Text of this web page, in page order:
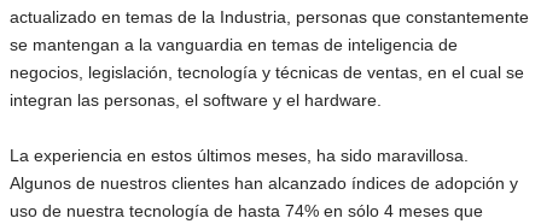
actualizado en temas de la Industria, personas que constantemente
se mantengan a la vanguardia en temas de inteligencia de
negocios, legislación, tecnología y técnicas de ventas, en el cual se
integran las personas, el software y el hardware.
La experiencia en estos últimos meses, ha sido maravillosa.
Algunos de nuestros clientes han alcanzado índices de adopción y
uso de nuestra tecnología de hasta 74% en sólo 4 meses que